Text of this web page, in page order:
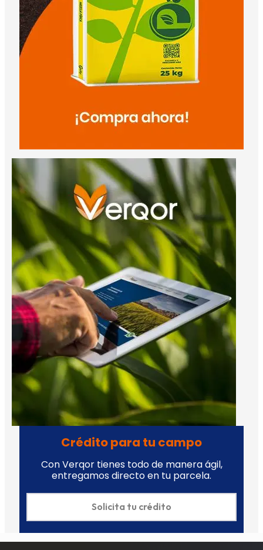
Crédito para tu campo
Con Verqor tienes todo de manera ágil,
entregamos directo en tu parcela.
Solicita tu crédito